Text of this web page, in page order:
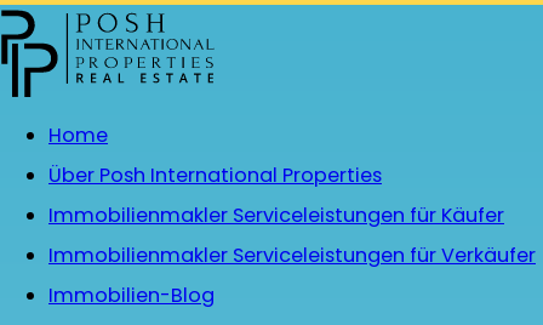
Home
Über Posh International Properties
Immobilienmakler Serviceleistungen für Käufer
Immobilienmakler Serviceleistungen für Verkäufer
Immobilien-Blog